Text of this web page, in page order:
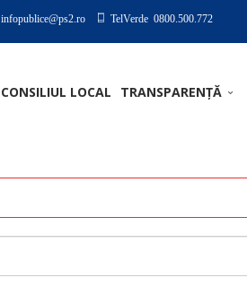
infopublice@ps2.ro TelVerde 0800.500.772
CONSILIUL LOCAL TRANSPARENȚĂ